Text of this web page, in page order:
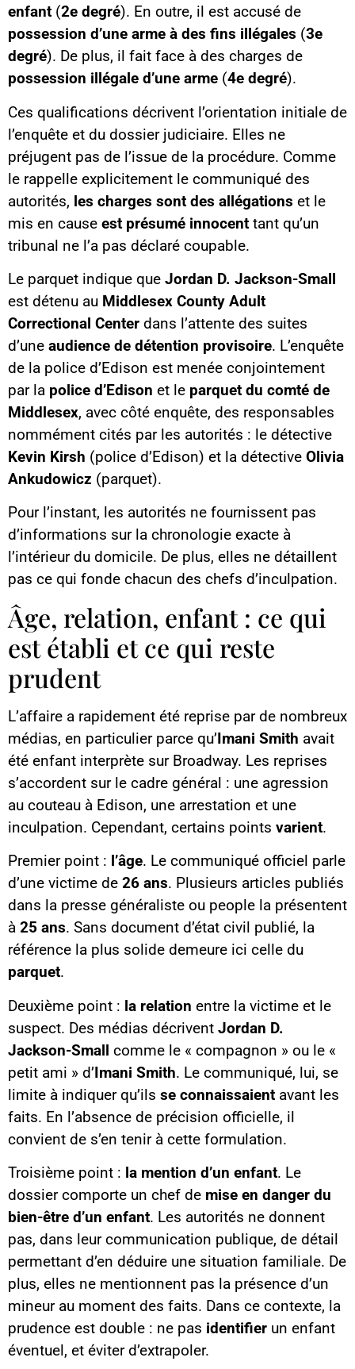
enfant (2e degré). En outre, il est accusé de
possession d’une arme à des fins illégales (3e
degré). De plus, il fait face à des charges de
possession illégale d’une arme (4e degré).
Ces qualifications décrivent l’orientation initiale de
l’enquête et du dossier judiciaire. Elles ne
préjugent pas de l’issue de la procédure. Comme
le rappelle explicitement le communiqué des
autorités, les charges sont des allégations et le
mis en cause est présumé innocent tant qu’un
tribunal ne l’a pas déclaré coupable.
Le parquet indique que Jordan D. Jackson-Small
est détenu au Middlesex County Adult
Correctional Center dans l’attente des suites
d’une audience de détention provisoire. L’enquête
de la police d’Edison est menée conjointement
par la police d’Edison et le parquet du comté de
Middlesex, avec côté enquête, des responsables
nommément cités par les autorités : le détective
Kevin Kirsh (police d’Edison) et la détective Olivia
Ankudowicz (parquet).
Pour l’instant, les autorités ne fournissent pas
d’informations sur la chronologie exacte à
l’intérieur du domicile. De plus, elles ne détaillent
pas ce qui fonde chacun des chefs d’inculpation.
Âge, relation, enfant : ce qui
est établi et ce qui reste
prudent
L’affaire a rapidement été reprise par de nombreux
médias, en particulier parce qu’Imani Smith avait
été enfant interprète sur Broadway. Les reprises
s’accordent sur le cadre général : une agression
au couteau à Edison, une arrestation et une
inculpation. Cependant, certains points varient.
Premier point : l’âge. Le communiqué officiel parle
d’une victime de 26 ans. Plusieurs articles publiés
dans la presse généraliste ou people la présentent
à 25 ans. Sans document d’état civil publié, la
référence la plus solide demeure ici celle du
parquet.
Deuxième point : la relation entre la victime et le
suspect. Des médias décrivent Jordan D.
Jackson-Small comme le « compagnon » ou le «
petit ami » d’Imani Smith. Le communiqué, lui, se
limite à indiquer qu’ils se connaissaient avant les
faits. En l’absence de précision officielle, il
convient de s’en tenir à cette formulation.
Troisième point : la mention d’un enfant. Le
dossier comporte un chef de mise en danger du
bien-être d’un enfant. Les autorités ne donnent
pas, dans leur communication publique, de détail
permettant d’en déduire une situation familiale. De
plus, elles ne mentionnent pas la présence d’un
mineur au moment des faits. Dans ce contexte, la
prudence est double : ne pas identifier un enfant
éventuel, et éviter d’extrapoler.